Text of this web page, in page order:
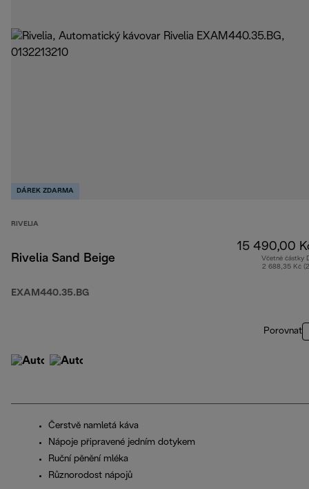
DÁREK ZDARMA
RIVELIA
Rivelia Sand Beige
EXAM440.35.BG
15 490,00
Včetně částky
2 688,35 Kč
Porovnat
Čerstvě namletá káva
Nápoje připravené jedním dotykem
Ruční pěnění mléka
Různorodost nápojů